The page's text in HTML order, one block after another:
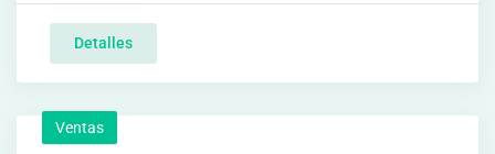
Detalles
Ventas